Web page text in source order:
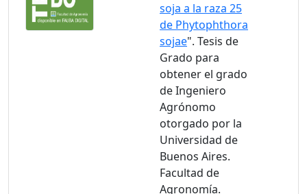
soja a la raza 25
de Phytophthora
sojae". Tesis de
Grado para
obtener el grado
de Ingeniero
Agrónomo
otorgado por la
Universidad de
Buenos Aires.
Facultad de
Agronomía.